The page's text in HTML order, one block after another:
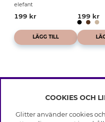
elefant
199 kr
LÄGG TILL
199 kr
COOKIES OCH
Glitter använder cookies